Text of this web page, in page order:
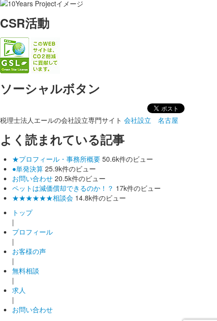
CSR活動
ソーシャルボタン
税理士法人エールの会社設立専門サイト 会社設立 名古屋
よく読まれている記事
★プロフィール・事務所概要 50.6k件のビュー
●単発決算 25.9k件のビュー
お問い合わせ 20.5k件のビュー
ペットは減価償却できるのか！？ 17k件のビュー
★★★★★★相談会 14.8k件のビュー
トップ
|
プロフィール
|
お客様の声
|
無料相談
|
求人
|
お問い合わせ